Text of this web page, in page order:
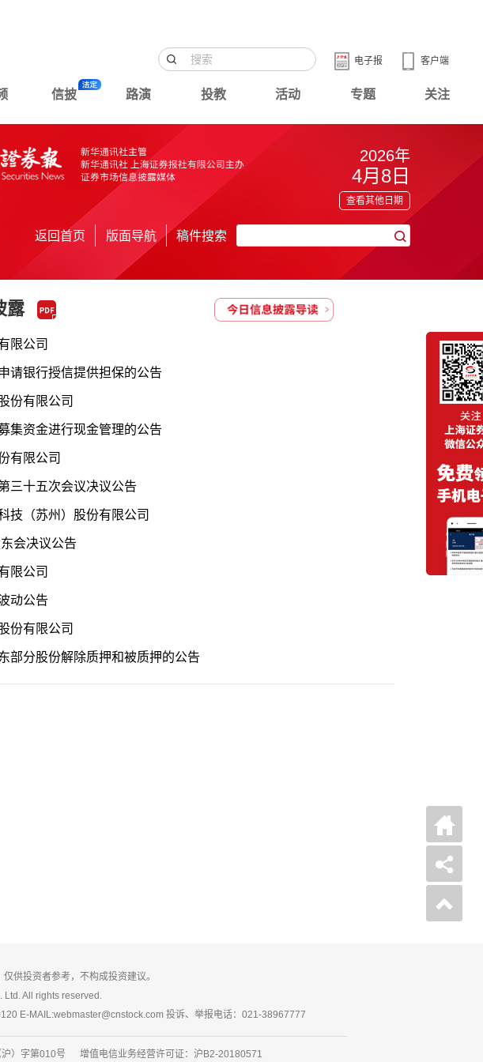
客户端
电子报
信披 路演 投教 活动 专题 关注
2026年
4月8日
查看其他日期
返回首页 版面导航 稿件搜索
露
限公司
请银行授信提供担保的公告
份有限公司
集资金进行现金管理的公告
有限公司
三十五次会议决议公告
技（苏州）股份有限公司
会决议公告
限公司
动公告
份有限公司
部分股份解除质押和被质押的公告
供投资者参考，不构成投资建议。
All rights reserved.
E-MAIL:webmaster@cnstock.com 投诉、举报电话：021-38967777
）字第010号 增值电信业务经营许可证：沪B2-20180571